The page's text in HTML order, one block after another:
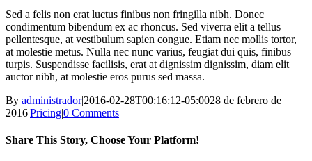
Sed a felis non erat luctus finibus non fringilla nibh. Donec
condimentum bibendum ex ac rhoncus. Sed viverra elit a tellus
pellentesque, at vestibulum sapien congue. Etiam nec mollis tortor,
at molestie metus. Nulla nec nunc varius, feugiat dui quis, finibus
turpis. Suspendisse facilisis, erat at dignissim dignissim, diam elit
auctor nibh, at molestie eros purus sed massa.
By administrador|2016-02-28T00:16:12-05:0028 de febrero de
2016|Pricing|0 Comments
Share This Story, Choose Your Platform!